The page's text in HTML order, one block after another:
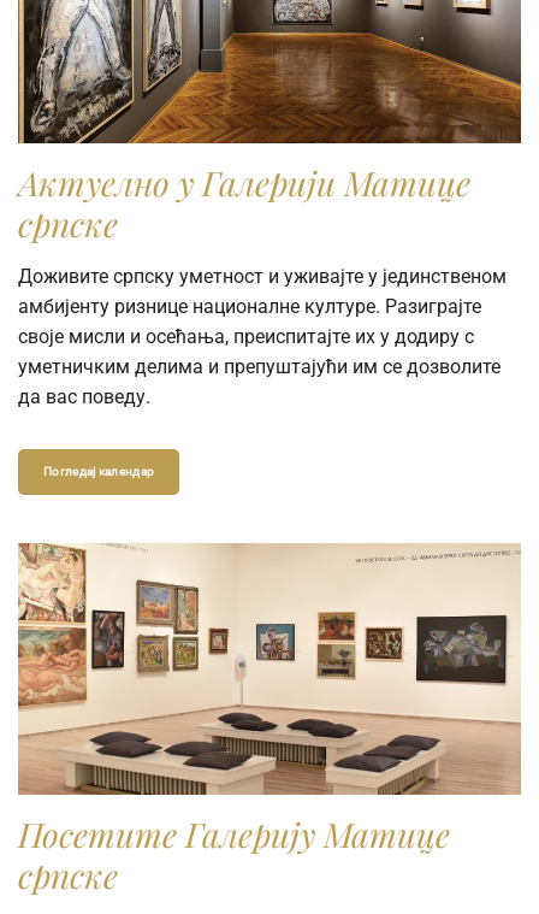
Актуелно у Галерији Матице
српске
Доживите српску уметност и уживајте у јединственом
амбијенту ризнице националне културе. Разиграјте
своје мисли и осећања, преиспитајте их у додиру с
уметничким делима и препуштајући им се дозволите
да вас поведу.
Погледај календар
Посетите Галерију Матице
српске